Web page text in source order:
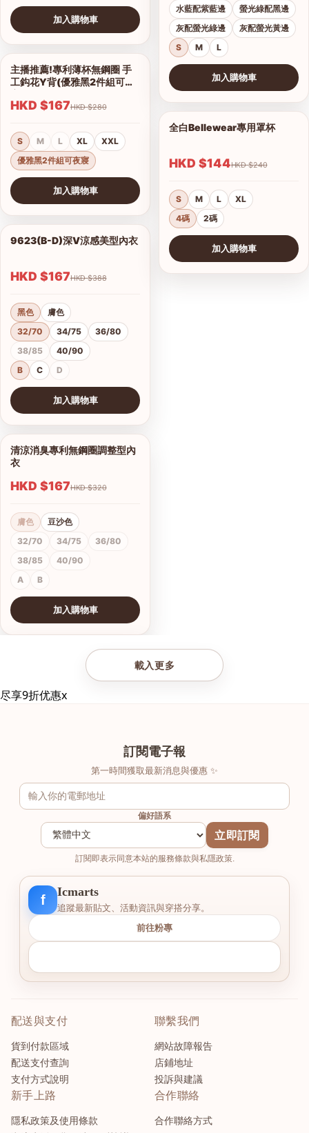
加入購物車
1/2
查看圖片
主播推薦!專利薄杯無鋼圈 手
工鈎花Y背(優雅黑2件組可夜
HKD $167 HKD $280
S M L XL
XXL
優雅黑2件組可夜寢
加入購物車
1/2
查看圖片
9623(B-D)深V涼感美型內衣
HKD $167 HKD $388
黑色
膚色
32/70
34/75
36/80
38/85
40/90
B
C D
加入購物車
1/9
查看圖片
清涼消臭專利無鋼圈調整型內
衣
HKD $167 HKD $320
膚色
豆沙色
32/70
34/75
36/80
38/85
40/90
A
B
加入購物車
水藍配紫藍邊
螢光綠配黑邊
灰配螢光綠邊
灰配螢光黃邊
S
M L
加入購物車
查看圖片
全白Bellewear專用罩杯
HKD $144 HKD $240
S M L
XL
4碼
2碼
加入購物車
載入更多
尽享9折优惠x
訂閱電子報
第一時間獲取最新消息與優惠 ✨
偏好語系
立即訂閱
訂閱即表示同意本站的服務條款與私隱政策.
f
Icmarts
追蹤最新貼文、活動資訊與穿搭分享。
前往粉專
配送與支付
貨到付款區域
配送支付查詢
支付方式說明
聯繫我們
網站故障報告
店鋪地址
投訴與建議
新手上路
隱私政策及使用條款
合作聯絡
合作聯絡方式